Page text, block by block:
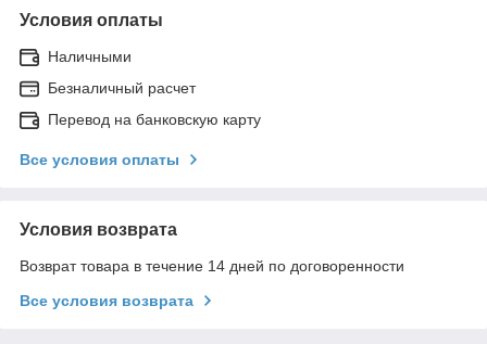
Условия оплаты
Наличными
Безналичный расчет
Перевод на банковскую карту
Все условия оплаты
Условия возврата
Возврат товара в течение 14 дней по договоренности
Все условия возврата